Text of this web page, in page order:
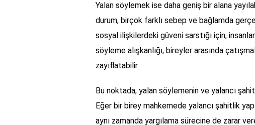
Yalan söylemek ise daha geniş bir alana
durum, birçok farklı sebep ve bağlamda
sosyal ilişkilerdeki güveni sarstığı için,
söyleme alışkanlığı, bireyler arasında
zayıflatabilir.
Bu noktada, yalan söylemenin ve yalancı
Eğer bir birey mahkemede yalancı şahitlik
aynı zamanda yargılama sürecine de zarar